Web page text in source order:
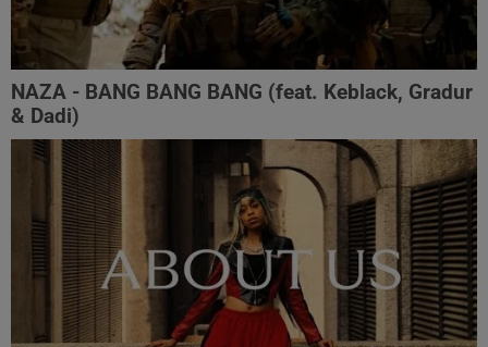
NAZA - BANG BANG BANG (feat. Keblack, Gradur
& Dadi)